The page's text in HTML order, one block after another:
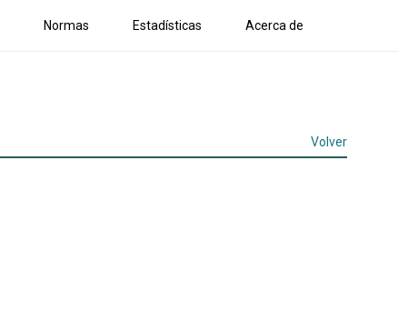
Normas Estadísticas Acerca de
Volver